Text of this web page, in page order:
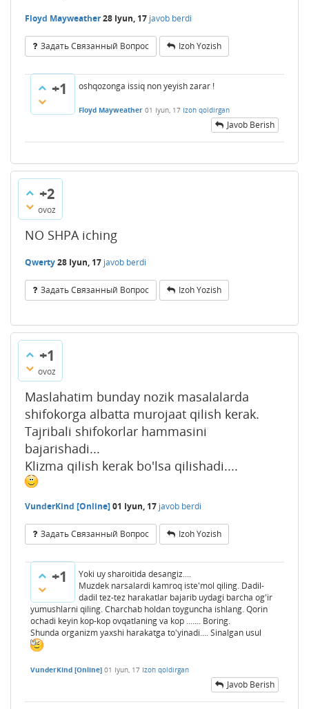
Floyd Mayweather28 Iyun, 17 javob berdi
Задать Связанный Вопрос Izoh Yozish
+1 oshqozonga issiq non yeyish zarar !
Floyd Mayweather 01 Iyun, 17 Izoh qoldirgan
Javob Berish
+2
ovoz
NO SHPA iching
Qwerty28 Iyun, 17 javob berdi
Задать Связанный Вопрос Izoh Yozish
+1
ovoz
Maslahatim bunday nozik masalalarda
shifokorga albatta murojaat qilish kerak.
Tajribali shifokorlar hammasini
bajarishadi...
Klizma qilish kerak bo'lsa qilishadi....
VunderKind [Online]01 Iyun, 17 javob berdi
Задать Связанный Вопрос Izoh Yozish
+1
Yoki uy sharoitida desangiz....
Muzdek narsalardi kamroq iste'mol qiling. Dadil-
dadil tez-tez harakatlar bajarib uydagi barcha og'ir
yumushlarni qiling. Charchab holdan toyguncha ishlang. Qorin
ochadi keyin kop-kop ovqatlaning va kop ....... Boring.
Shunda organizm yaxshi harakatga to'yinadi.... Sinalgan usul
VunderKind [Online] 01 Iyun, 17 Izoh qoldirgan
Javob Berish